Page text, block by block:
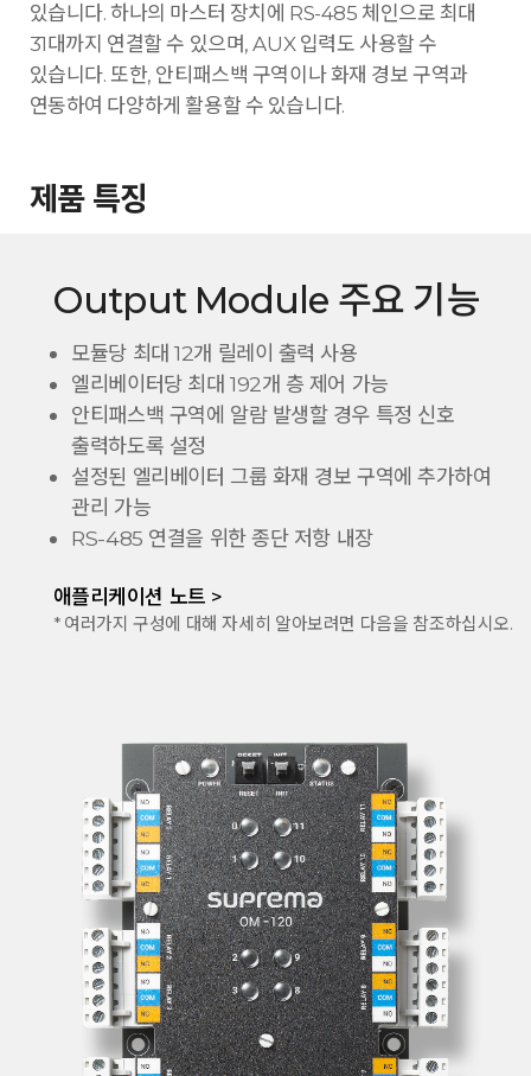
있습니다. 하나의 마스터 장치에 RS-485 체인으로 최대
31대까지 연결할 수 있으며, AUX 입력도 사용할 수
있습니다. 또한, 안티패스백 구역이나 화재 경보 구역과
연동하여 다양하게 활용할 수 있습니다.
제품 특징
Output Module 주요 기능
모듈당 최대 12개 릴레이 출력 사용
엘리베이터당 최대 192개 층 제어 가능
안티패스백 구역에 알람 발생할 경우 특정 신호
출력하도록 설정
설정된 엘리베이터 그룹 화재 경보 구역에 추가하여
관리 가능
RS-485 연결을 위한 종단 저항 내장
애플리케이션 노트 >
* 여러가지 구성에 대해 자세히 알아보려면 다음을 참조하십시오.